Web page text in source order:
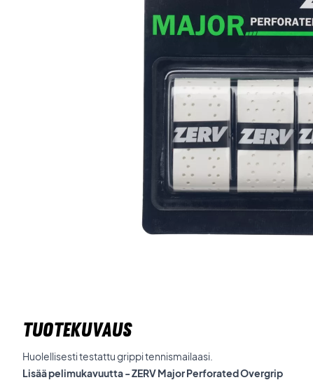
TUOTEKUVAUS
Huolellisesti testattu grippi tennismailaasi.
Lisää pelimukavuutta - ZERV Major Perforated Overgrip